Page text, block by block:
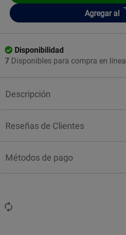
Añadir
Agregar al
Disponibilidad
7 Disponibles para compra en línea
Descripción
Reseñas de Clientes
Métodos de pago